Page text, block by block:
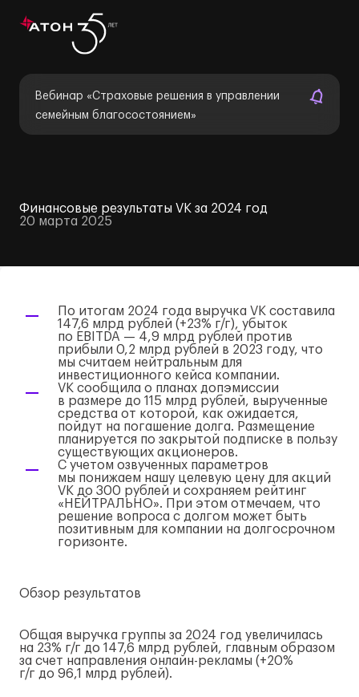
Вебинар «Страховые решения в управлении
семейным благосостоянием»
Финансовые результаты VK за 2024 год
20 марта 2025
По итогам 2024 года выручка VK составила
147,6 млрд рублей (+23% г/г), убыток
по EBITDA — 4,9 млрд рублей против
прибыли 0,2 млрд рублей в 2023 году, что
мы считаем нейтральным для
инвестиционного кейса компании.
VK сообщила о планах допэмиссии
в размере до 115 млрд рублей, вырученные
средства от которой, как ожидается,
пойдут на погашение долга. Размещение
планируется по закрытой подписке в пользу
существующих акционеров.
С учетом озвученных параметров
мы понижаем нашу целевую цену для акций
VK до 300 рублей и сохраняем рейтинг
«НЕЙТРАЛЬНО». При этом отмечаем, что
решение вопроса с долгом может быть
позитивным для компании на долгосрочном
горизонте.
Обзор результатов
Общая выручка группы за 2024 год увеличилась
на 23% г/г до 147,6 млрд рублей, главным образом
за счет направления онлайн-рекламы (+20%
г/г до 96,1 млрд рублей).